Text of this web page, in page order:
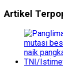
Artikel